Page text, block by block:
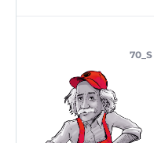
70_S